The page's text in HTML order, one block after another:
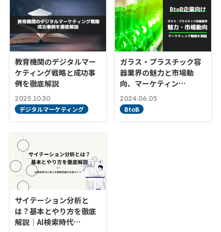
教育機関のデジタルマー
ケティング戦略と成功事
例を徹底解説
2025.10.30
デジタルマーケティング
ガラス・プラスチック容
器業界の魅力と市場動
向、マーケティン…
2024.06.05
BtoB
サイテーション分析と
は？基本とやり方を徹底
解説｜AI検索時代…